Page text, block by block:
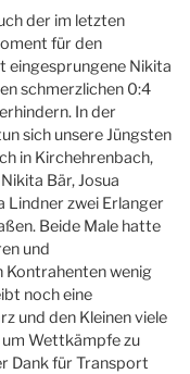
der im letzten
für den
eingesprungene Nikita
schmerzlichen 0:4
In der
sich unsere Jüngsten
in Kirchehrenbach,
Bär, Josua
Lindner zwei Erlanger
Beide Male hatte
und
wenig
noch eine
und den Kleinen viele
Wettkämpfe zu
Dank für Transport